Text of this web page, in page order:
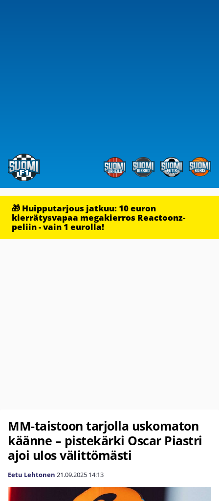
🎁 Huipputarjous jatkuu: 10 euron
kierrätysvapaa megakierros Reactoonz-
peliin - vain 1 eurolla!
MM-taistoon tarjolla uskomaton
käänne – pistekärki Oscar Piastri
ajoi ulos välittömästi
Eetu Lehtonen 21.09.2025 14:13